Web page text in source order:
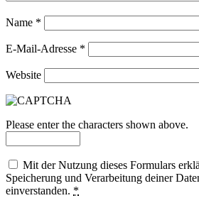
Name *
E-Mail-Adresse *
Website
Please enter the characters shown above.
Mit der Nutzung dieses Formulars
Speicherung und Verarbeitung deiner
einverstanden. *